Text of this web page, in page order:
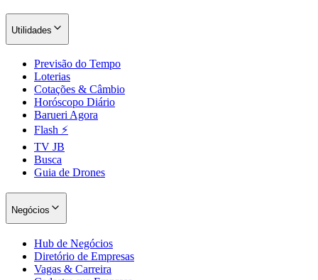
Utilidades
Previsão do Tempo
Loterias
Cotações & Câmbio
Horóscopo Diário
Barueri Agora
Flash ⚡
TV JB
Busca
Guia de Drones
Negócios
Hub de Negócios
Diretório de Empresas
Vagas & Carreira